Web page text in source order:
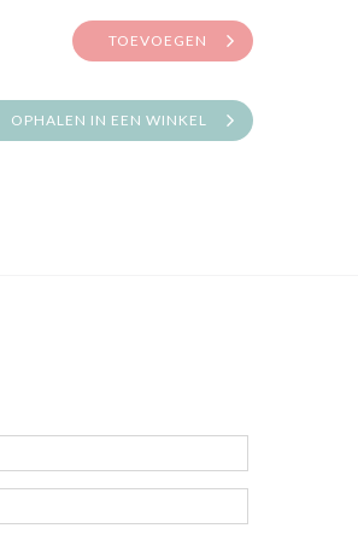
TOEVOEGEN
OPHALEN IN EEN WINKEL